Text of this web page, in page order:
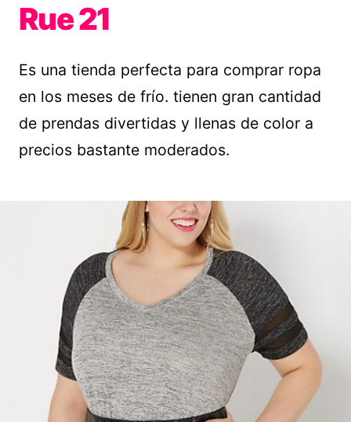
Rue 21
Es una tienda perfecta para comprar ropa
en los meses de frío. tienen gran cantidad
de prendas divertidas y llenas de color a
precios bastante moderados.